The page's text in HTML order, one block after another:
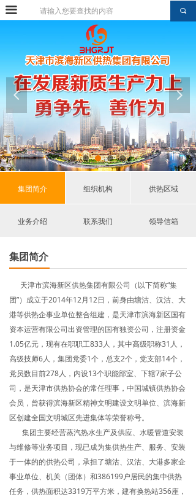
넳 넲
끀
网站首页
组织机构
供热区域
业务介绍
集团新闻
综合资讯
工会园地
团青风采
业务办理指南
行业政策法规
服务网点信息
供热小常识
廉洁文化
监督举报
企业理念
끠
集团简介 组织机构 供热区域
业务介绍 联系我们 领导信箱
集团简介
天津市滨海新区供热集团有限公司（以下简称“集
团”）成立于2014年12月12日，前身由塘沽、汉沽、大
港等供热企事业单位整合组建，是天津市滨海新区国有
资本运营有限公司出资管理的国有独资公司，注册资金
1.05亿元，现有在职职工833人，其中高级职称31人，
高级技师6人，集团党委1个，总支2个，党支部14个，
党员数目前278人，内设13个职能部室、下辖7家子公
司，是天津市供热协会的常任理事，中国城镇供热协会
会员，曾获得滨海新区精神文明建设文明单位、滨海新
区创建全国文明城区先进集体等荣誉称号。
集团主要经营蒸汽热水生产及供应、水暖管道安装
与维修等业务项目，现已成为集供热生产、服务、安装
于一体的的供热公司，承担了塘沽、汉沽、大港多家企
事业单位、机关（团体）和386199户居民的集中供热
任务，供热面积达3319万平方米，建有换热站356座，